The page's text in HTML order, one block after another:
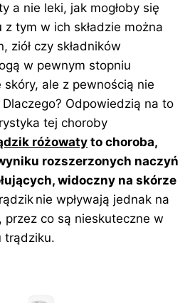
a nie leki, jak mogłoby się
tym w ich składzie można
ziół czy składników
w pewnym stopniu
skóry, ale z pewnością nie
Odpowiedzią na to
tej choroby
różowatyto choroba,
rozszerzonych naczyń
widoczny na skórze
nie wpływają jednak na
przez co są nieskuteczne w
trądziku.